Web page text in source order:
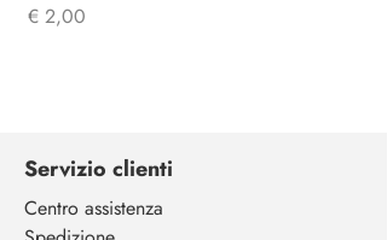
Prijs
€ 2,00
Servizio clienti
Centro assistenza